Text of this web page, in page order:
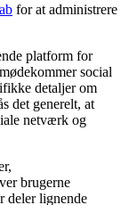
for at administrere
platform for
social
detaljer om
det generelt, at
netværk og
brugerne
deler lignende